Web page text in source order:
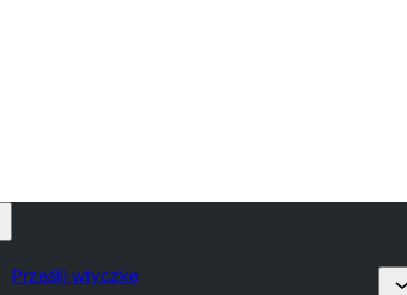
Prześlij wtyczkę